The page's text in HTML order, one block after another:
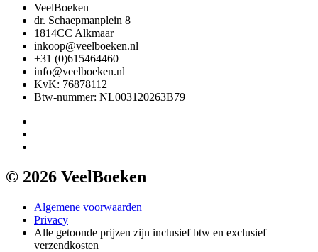
VeelBoeken
dr. Schaepmanplein 8
1814CC Alkmaar
inkoop@veelboeken.nl
+31 (0)615464460
info@veelboeken.nl
KvK: 76878112
Btw-nummer: NL003120263B79
© 2026 VeelBoeken
Algemene voorwaarden
Privacy
Alle getoonde prijzen zijn inclusief btw en exclusief
verzendkosten